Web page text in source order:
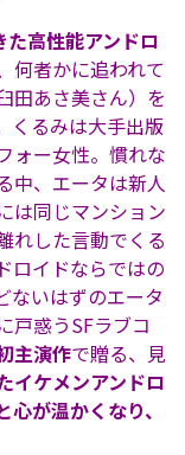
高性能アンドロ
何者かに追われて
田あさ美さん）を
くるみは大手出版
ォー女性。慣れな
中、エータは新人
は同じマンション
れした言動でくる
ロイドならではの
ないはずのエータ
戸惑うSFラブコ
主演作で贈る、見
イケメンアンドロ
が温かくなり、